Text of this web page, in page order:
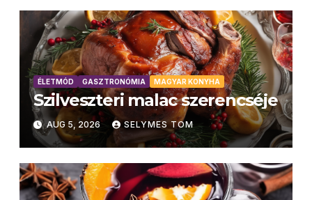
ÉLETMÓD GASZTRONÓMIA MAGYAR KONYHA
Szilveszteri malac szerencséje
AUG 5, 2026 SELYMES TOM